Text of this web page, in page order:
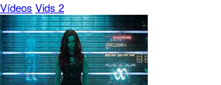
Vídeos Vids 2